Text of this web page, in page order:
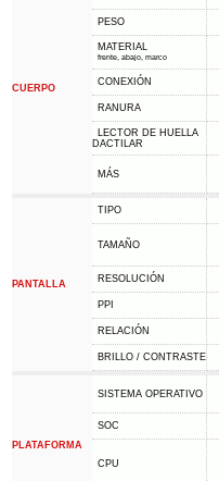
CUERPO
PESO
MATERIAL
frente, abajo, marco
CONEXIÓN
RANURA
LECTOR DE HUELLA
DACTILAR
MÁS
PANTALLA
TIPO
TAMAÑO
RESOLUCIÓN
PPI
RELACIÓN
BRILLO / CONTRASTE
PLATAFORMA
SISTEMA OPERATIVO
SOC
CPU